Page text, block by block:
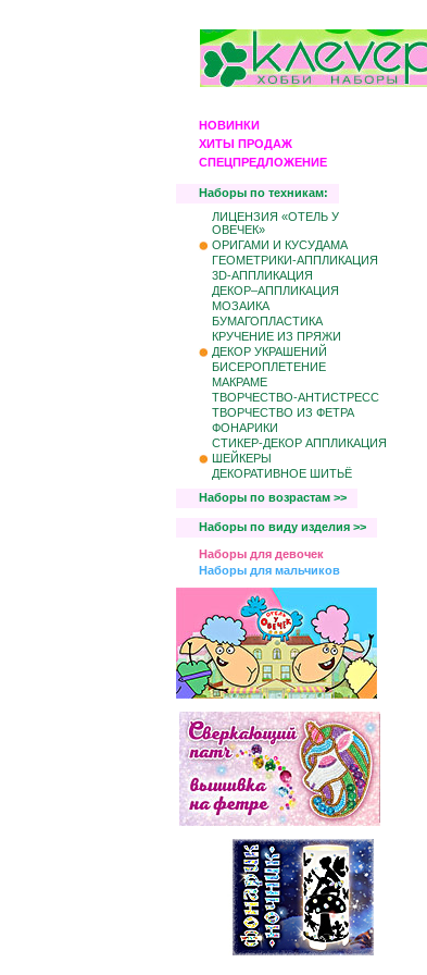
НОВИНКИ
ХИТЫ ПРОДАЖ
СПЕЦПРЕДЛОЖЕНИЕ
Наборы по техникам:
ЛИЦЕНЗИЯ «ОТЕЛЬ У
ОВЕЧЕК»
ОРИГАМИ И КУСУДАМА
ГЕОМЕТРИКИ-АППЛИКАЦИЯ
3D-АППЛИКАЦИЯ
ДЕКОР–АППЛИКАЦИЯ
МОЗАИКА
БУМАГОПЛАСТИКА
КРУЧЕНИЕ ИЗ ПРЯЖИ
ДЕКОР УКРАШЕНИЙ
БИCЕРОПЛЕТЕНИЕ
МАКРАМЕ
ТВОРЧЕСТВО-АНТИСТРЕСС
ТВОРЧЕСТВО ИЗ ФЕТРА
ФОНАРИКИ
СТИКЕР-ДЕКОР АППЛИКАЦИЯ
ШЕЙКЕРЫ
ДЕКОРАТИВНОЕ ШИТЬЁ
Наборы по возрастам >>
Наборы по виду изделия >>
Наборы для девочек
Наборы для мальчиков